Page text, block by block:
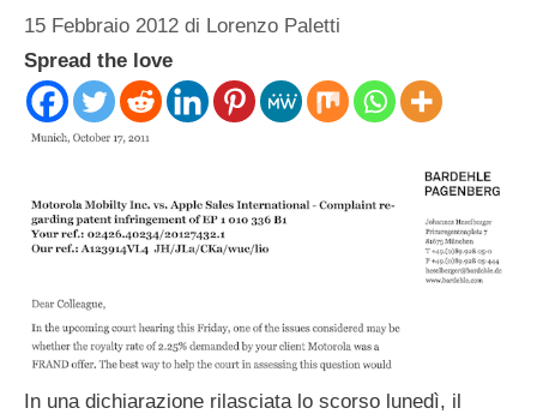
15 Febbraio 2012 di Lorenzo Paletti
Spread the love
In una dichiarazione rilasciata lo scorso lunedì, il